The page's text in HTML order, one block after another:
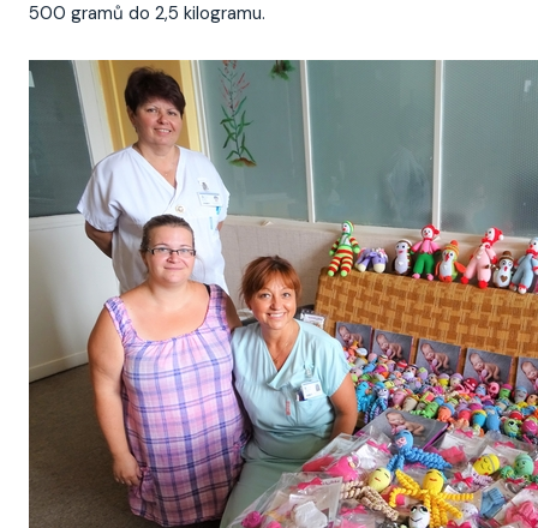
500 gramů do 2,5 kilogramu.